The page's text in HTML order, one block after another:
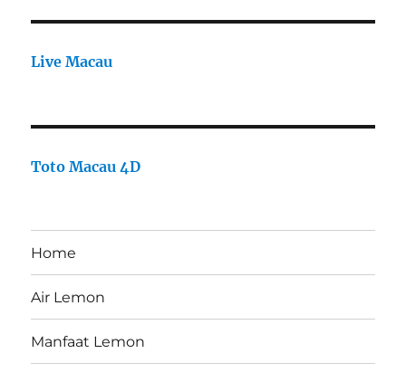
Live Macau
Toto Macau 4D
Home
Air Lemon
Manfaat Lemon